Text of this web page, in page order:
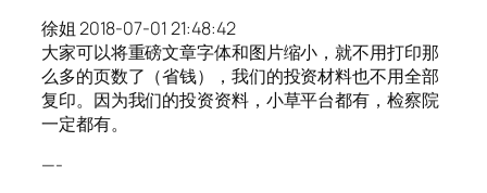
徐姐 2018-07-01 21:48:42
大家可以将重磅文章字体和图片缩小，就不用打印那
么多的页数了（省钱），我们的投资材料也不用全部
复印。因为我们的投资资料，小草平台都有，检察院
一定都有。
—-